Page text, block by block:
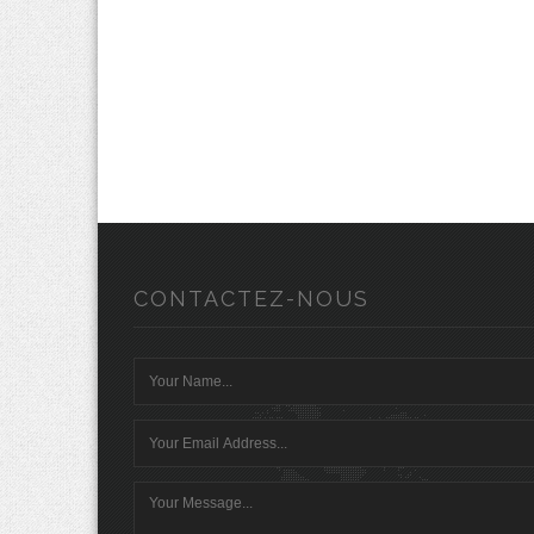
CONTACTEZ-NOUS